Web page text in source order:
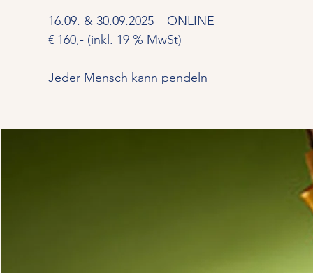
16.09. & 30.09.2025 – ONLINE
€ 160,- (inkl. 19 % MwSt)
Jeder Mensch kann pendeln